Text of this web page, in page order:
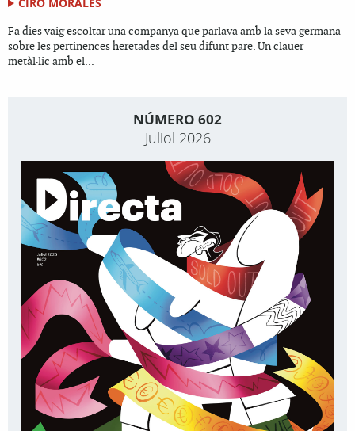
Fa dies vaig escoltar una companya que parlava amb la seva germana
sobre les pertinences heretades del seu difunt pare. Un clauer
metàl·lic amb el...
NÚMERO 602
Juliol 2026